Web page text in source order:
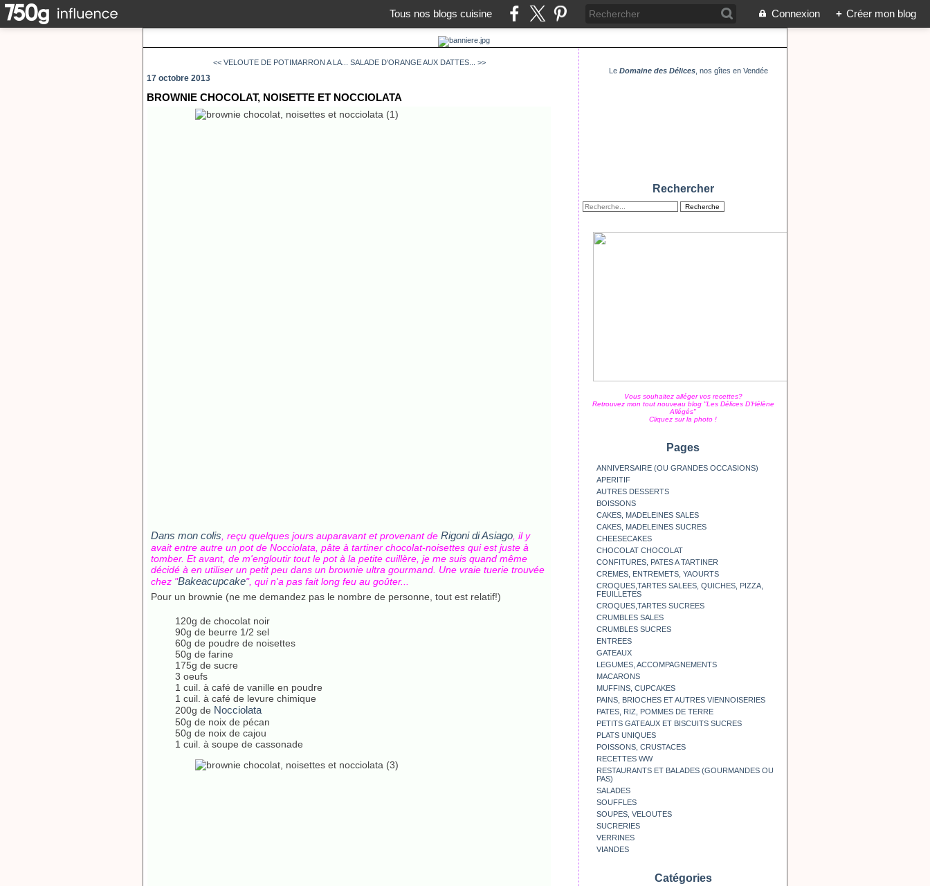
Tous nos blogs cuisine Connexion + Créer mon blog
<< VELOUTE DE POTIMARRON A LA... SALADE D'ORANGE AUX DATTES... >>
17 octobre 2013
BROWNIE CHOCOLAT, NOISETTE ET NOCCIOLATA
Dans mon colis , reçu quelques jours auparavant et provenant de Rigoni di Asiago , il y
avait entre autre un pot de Nocciolata, pâte à tartiner chocolat-noisettes qui est juste à
tomber. Et avant, de m'engloutir tout le pot à la petite cuillère, je me suis quand même
décidé à en utiliser un petit peu dans un brownie ultra gourmand. Une vraie tuerie trouvée
chez "Bakeacupcake", qui n'a pas fait long feu au goûter...
Pour un brownie (ne me demandez pas le nombre de personne, tout est relatif!)
120g de chocolat noir
90g de beurre 1/2 sel
60g de poudre de noisettes
50g de farine
175g de sucre
3 oeufs
1 cuil. à café de vanille en poudre
1 cuil. à café de levure chimique
200g de Nocciolata
50g de noix de pécan
50g de noix de cajou
1 cuil. à soupe de cassonade
Le Domaine des Délices, nos gîtes en Vendée
Rechercher
Vous souhaitez alléger vos recettes?
Retrouvez mon tout nouveau blog "Les Délices D'Hélène
Allégés"
Cliquez sur la photo !
Pages
ANNIVERSAIRE (OU GRANDES OCCASIONS)
APERITIF
AUTRES DESSERTS
BOISSONS
CAKES, MADELEINES SALES
CAKES, MADELEINES SUCRES
CHEESECAKES
CHOCOLAT CHOCOLAT
CONFITURES, PATES A TARTINER
CREMES, ENTREMETS, YAOURTS
CROQUES,TARTES SALEES, QUICHES, PIZZA,
FEUILLETES
CROQUES,TARTES SUCREES
CRUMBLES SALES
CRUMBLES SUCRES
ENTREES
GATEAUX
LEGUMES, ACCOMPAGNEMENTS
MACARONS
MUFFINS, CUPCAKES
PAINS, BRIOCHES ET AUTRES VIENNOISERIES
PATES, RIZ, POMMES DE TERRE
PETITS GATEAUX ET BISCUITS SUCRES
PLATS UNIQUES
POISSONS, CRUSTACES
RECETTES WW
RESTAURANTS ET BALADES (GOURMANDES OU
PAS)
SALADES
SOUFFLES
SOUPES, VELOUTES
SUCRERIES
VERRINES
VIANDES
Catégories